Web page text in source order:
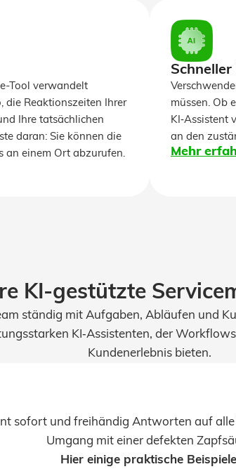
Tool verwandelt
die Reaktionszeiten Ihrer
Ihre tatsächlichen
daran: Sie können die
an einem Ort abzurufen.
müssen. Ob
KI‑Assistent
an den
Mehr
KI-gestützte
ständig mit Aufgaben, Abläufen und
KI‑Assistenten, der
Kundenerlebnis bieten.
sofort und freihändig Antworten auf
Umgang mit einer defekten
Hier einige praktische